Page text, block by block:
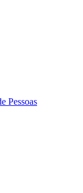
Pessoas